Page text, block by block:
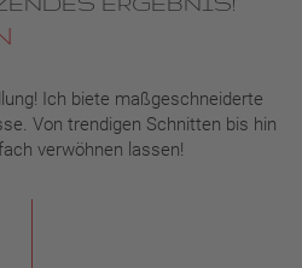
Ich biete maßgeschneiderte
Von trendigen Schnitten bis hin
verwöhnen lassen!